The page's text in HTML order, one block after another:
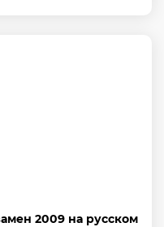
2009 на русском